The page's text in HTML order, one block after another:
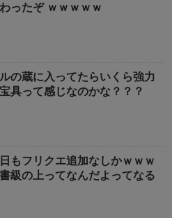
ったぞ ｗｗｗｗｗ
ルの蔵に入ってたらいくら強力
具って感じなのかな？？？
日もフリクエ追加なしかｗｗｗ
級の上ってなんだよってなる